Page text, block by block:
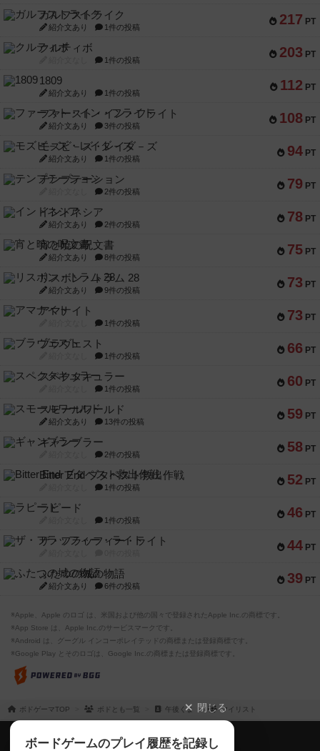
217 PT
ガルフストライク
紹介文あり 1件の投稿
203 PT
クルティボ
1件の投稿
112 PT
1809
紹介文あり 1件の投稿
108 PT
ファースト・イン・フライト
紹介文あり 3件の投稿
94 PT
モズビ－ズ・レイダ－ズ
紹介文あり 1件の投稿
79 PT
テンプテーション
2件の投稿
78 PT
インドネシア
紹介文あり 2件の投稿
75 PT
宵と暁の呪文書
紹介文あり 8件の投稿
73 PT
リスボン・トラム 28
紹介文あり 9件の投稿
73 PT
アマナイト
1件の投稿
66 PT
ブラヴェスト
1件の投稿
60 PT
スペクタキュラー
1件の投稿
59 PT
スモールワールド
紹介文あり 13件の投稿
58 PT
ギャンブラー
2件の投稿
52 PT
Bitter End ブタペスト救出作戦
1件の投稿
46 PT
ラピード
1件の投稿
44 PT
ザ・フラッフィー・ライト
39 PT
ふたつの城の物語
紹介文あり 6件の投稿
※Apple、Apple のロゴ は、米国および他の国々で登録されたApple Inc.の商標です。
※App Store は、Apple Inc.のサービスマークです。
※Android は、グーグル インコーポレイテッドの商標または登録商標です。
※Google Play とそのロゴは、Google Inc.の商標または登録商標です。
ボドゲーマTOP ボドとも一覧 午後くま マイリスト
閉じる
ボードゲームのプレイ履歴を記録し
ボドゲーマTOP